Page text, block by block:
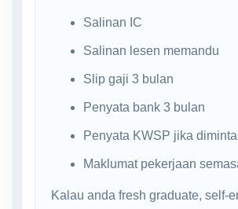
Salinan IC
Salinan lesen memandu
Slip gaji 3 bulan
Penyata bank 3 bulan
Penyata KWSP jika diminta
Maklumat pekerjaan
Kalau anda fresh graduate, self-